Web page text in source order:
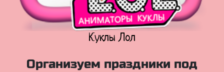
Куклы Лол
Организуем праздники под